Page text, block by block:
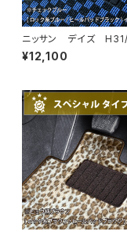
ニッサン デイズ
B40系 フロアマット
ーマット スタンダードタ
¥12,100